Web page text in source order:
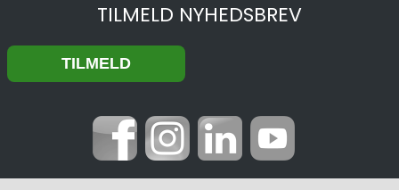
TILMELD NYHEDSBREV